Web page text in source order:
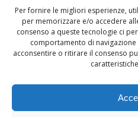
Per fornire le migliori esperienze,
per memorizzare e/o accedere
consenso a queste tecnologie ci
comportamento di
acconsentire o ritirare il consenso
+39 339